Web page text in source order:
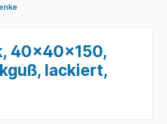
40x40x150,
lackiert,